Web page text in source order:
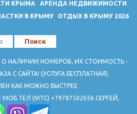
КРЫМА
АРЕНДА НЕДВИЖИМОСТИ
В КРЫМУ
ОТДЫХ В КРЫМУ 2026
НАЛИЧИИ НОМЕРОВ, ИХ СТОИМОСТЬ -
С САЙТА! (УСЛУГА БЕСПЛАТНАЯ).
КАК МОЖНО БЫСТРЕЕ
(МТС) +79787502656 СЕРГЕЙ,